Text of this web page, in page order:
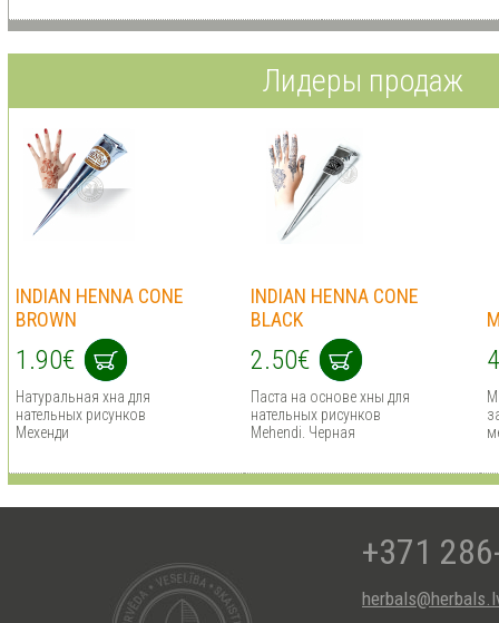
Лидеры продаж
INDIAN HENNA CONE
BROWN
1.90€
Натуральная хна для
нательных рисунков
Мехенди
INDIAN HENNA CONE
BLACK
2.50€
Паста на основе хны для
нательных рисунков
Mehendi. Черная
+371